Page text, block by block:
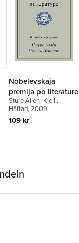
Nobelevskaja
premija po literature
Sture Allén, Kjell
Espmark
Häftad, 2009
109 kr